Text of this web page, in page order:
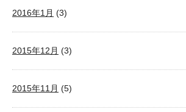
2016年1月 (3)
2015年12月 (3)
2015年11月 (5)